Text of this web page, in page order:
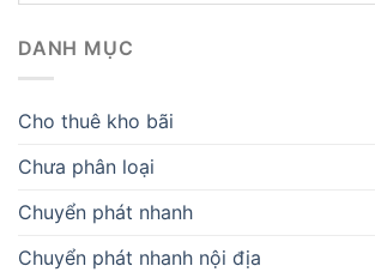
DANH MỤC
Cho thuê kho bãi
Chưa phân loại
Chuyển phát nhanh
Chuyển phát nhanh nội địa